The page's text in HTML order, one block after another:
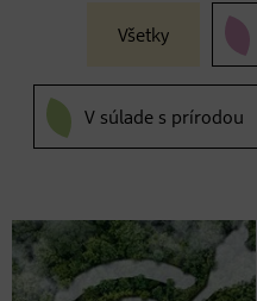
Všetky
V súlade s prírodou